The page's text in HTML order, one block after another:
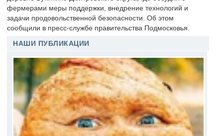
фермерами меры поддержки, внедрение технологий и
задачи продовольственной безопасности. Об этом
сообщили в пресс-службе правительства Подмосковья.
НАШИ ПУБЛИКАЦИИ